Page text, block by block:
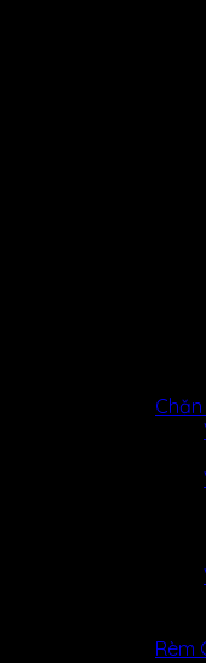
Chăn
Rèm